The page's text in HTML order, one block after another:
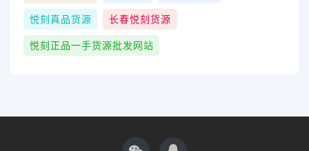
悦刻真品货源 长春悦刻货源
悦刻正品一手货源批发网站